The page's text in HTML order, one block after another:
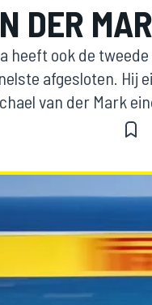
DER
heeft ook de
afgesloten. Hij
van der Mark